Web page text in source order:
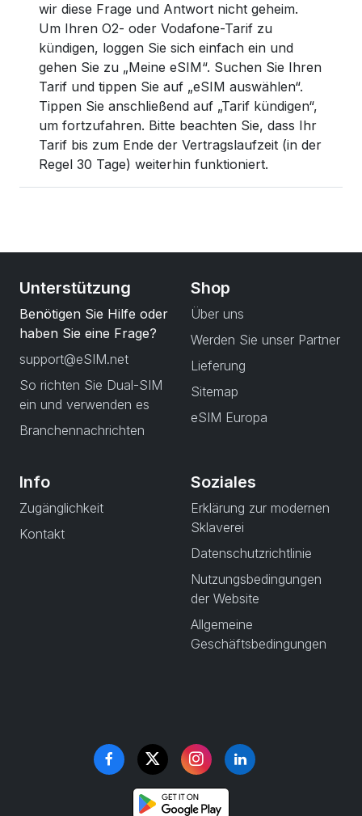
wir diese Frage und Antwort nicht geheim.
Um Ihren O2- oder Vodafone-Tarif zu
kündigen, loggen Sie sich einfach ein und
gehen Sie zu „Meine eSIM“. Suchen Sie Ihren
Tarif und tippen Sie auf „eSIM auswählen“.
Tippen Sie anschließend auf „Tarif kündigen“,
um fortzufahren. Bitte beachten Sie, dass Ihr
Tarif bis zum Ende der Vertragslaufzeit (in der
Regel 30 Tage) weiterhin funktioniert.
Unterstützung
Benötigen Sie Hilfe oder
haben Sie eine Frage?
support@eSIM.net
So richten Sie Dual-SIM
ein und verwenden es
Branchennachrichten
Shop
Über uns
Werden Sie unser Partner
Lieferung
Sitemap
eSIM Europa
Info
Zugänglichkeit
Kontakt
Soziales
Erklärung zur modernen
Sklaverei
Datenschutzrichtlinie
Nutzungsbedingungen
der Website
Allgemeine
Geschäftsbedingungen